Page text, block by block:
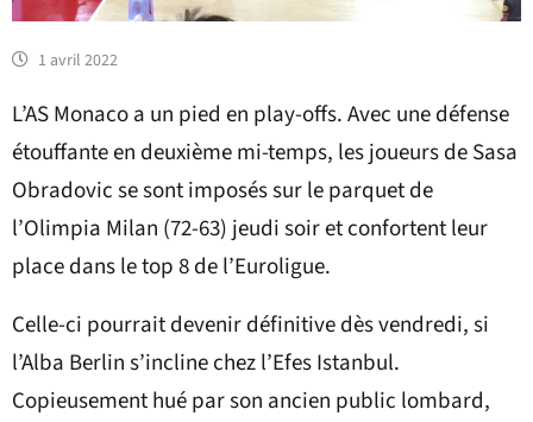
1 avril 2022
L’AS Monaco a un pied en play-offs. Avec une défense
étouffante en deuxième mi-temps, les joueurs de Sasa
Obradovic se sont imposés sur le parquet de
l’Olimpia Milan (72-63) jeudi soir et confortent leur
place dans le top 8 de l’Euroligue.
Celle-ci pourrait devenir définitive dès vendredi, si
l’Alba Berlin s’incline chez l’Efes Istanbul.
Copieusement hué par son ancien public lombard,